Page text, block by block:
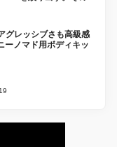
グレッシブさも高級感
ーノマド用ボディキッ